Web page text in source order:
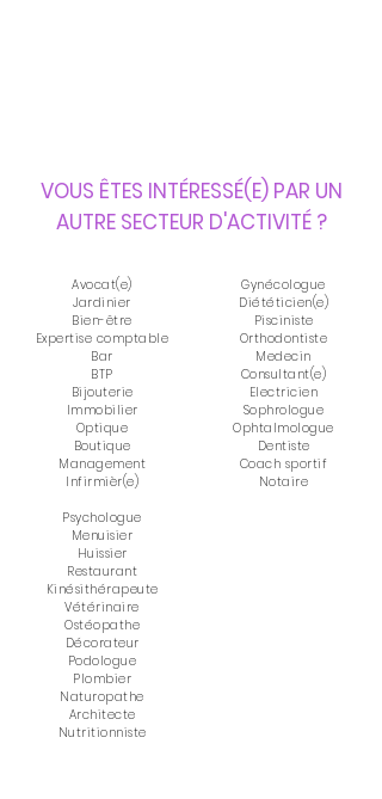
VOUS ÊTES INTÉRESSÉ(E) PAR UN
AUTRE SECTEUR D'ACTIVITÉ ?
Avocat(e)
Jardinier
Bien-être
Expertise comptable
Bar
BTP
Bijouterie
Immobilier
Optique
Boutique
Management
Infirmièr(e)
Gynécologue
Diététicien(e)
Pisciniste
Orthodontiste
Medecin
Consultant(e)
Electricien
Sophrologue
Ophtalmologue
Dentiste
Coach sportif
Notaire
Psychologue
Menuisier
Huissier
Restaurant
Kinésithérapeute
Vétérinaire
Ostéopathe
Décorateur
Podologue
Plombier
Naturopathe
Architecte
Nutritionniste